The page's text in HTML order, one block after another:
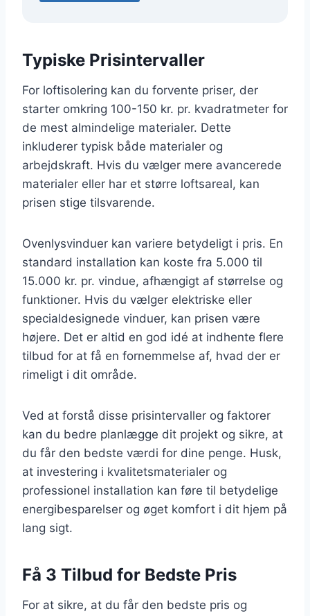
Typiske Prisintervaller
For loftisolering kan du forvente priser, der
starter omkring 100-150 kr. pr. kvadratmeter for
de mest almindelige materialer. Dette
inkluderer typisk både materialer og
arbejdskraft. Hvis du vælger mere avancerede
materialer eller har et større loftsareal, kan
prisen stige tilsvarende.
Ovenlysvinduer kan variere betydeligt i pris. En
standard installation kan koste fra 5.000 til
15.000 kr. pr. vindue, afhængigt af størrelse og
funktioner. Hvis du vælger elektriske eller
specialdesignede vinduer, kan prisen være
højere. Det er altid en god idé at indhente flere
tilbud for at få en fornemmelse af, hvad der er
rimeligt i dit område.
Ved at forstå disse prisintervaller og faktorer
kan du bedre planlægge dit projekt og sikre, at
du får den bedste værdi for dine penge. Husk,
at investering i kvalitetsmaterialer og
professionel installation kan føre til betydelige
energibesparelser og øget komfort i dit hjem på
lang sigt.
Få 3 Tilbud for Bedste Pris
For at sikre, at du får den bedste pris og